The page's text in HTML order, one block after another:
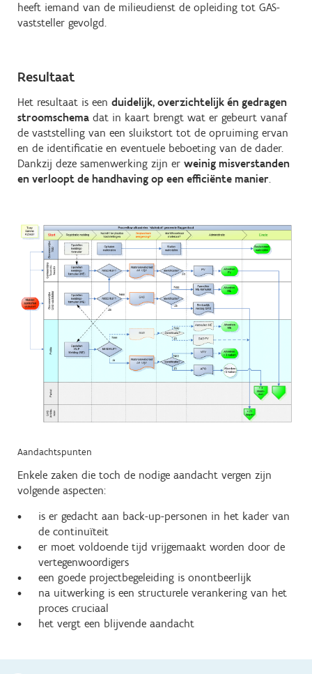
heeft iemand van de milieudienst de opleiding tot GAS-
vaststeller gevolgd.
Resultaat
Het resultaat is een duidelijk, overzichtelijk én gedragen
stroomschema dat in kaart brengt wat er gebeurt vanaf
de vaststelling van een sluikstort tot de opruiming ervan
en de identificatie en eventuele beboeting van de dader.
Dankzij deze samenwerking zijn er weinig misverstanden
en verloopt de handhaving op een efficiënte manier.
Aandachtspunten
Enkele zaken die toch de nodige aandacht vergen zijn
volgende aspecten:
is er gedacht aan back-up-personen in het kader van
de continuïteit
er moet voldoende tijd vrijgemaakt worden door de
vertegenwoordigers
een goede projectbegeleiding is onontbeerlijk
na uitwerking is een structurele verankering van het
proces cruciaal
het vergt een blijvende aandacht